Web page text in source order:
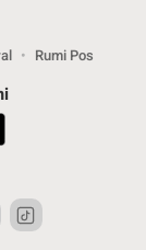
Rumi Pos